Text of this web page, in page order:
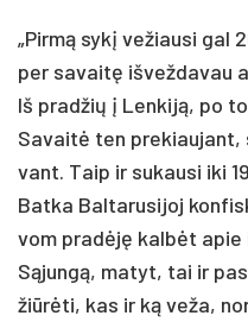
„Pirmą sykį ve­žiau­si gal
per sa­vaitę iš­vež­da­vau
Iš pra­džių į Len­kiją, po
Sa­vaitė ten
vant. Taip ir su­kau­si iki
Bat­ka Bal­ta­ru­si­joj
vom pra­dėję kalbėt
Sąjungą, ma­tyt, tai ir
žiūrė­ti, kas ir ką ve­ža,